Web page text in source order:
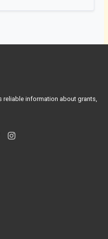
reliable information about grants,